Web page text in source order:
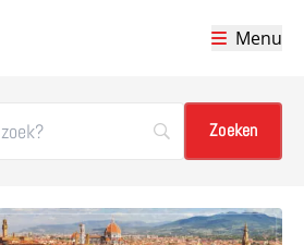
Menu